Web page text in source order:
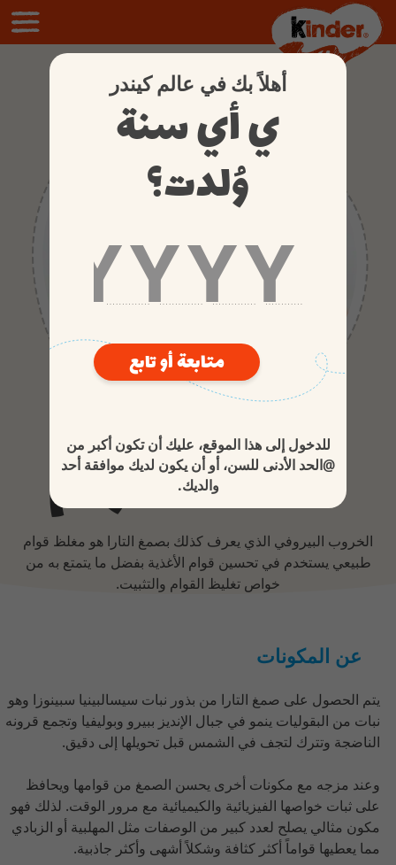
مغلظ القوام
الخروب البيروفي الذي يعرف كذلك بصمغ التارا هو مغلظ قوام
طبيعي يستخدم في تحسين قوام الأغذية بفضل ما يتمتع به من
خواص تغليظ القوام والتثبيت.
عن المكونات
يتم الحصول على صمغ التارا من بذور نبات سيسالبينيا سبينوزا وهو
نبات من البقوليات ينمو في جبال الإنديز ببيرو وبوليفيا وتجمع قرونه
الناضجة وتترك لتجف في الشمس قبل تحويلها إلى دقيق.
وعند مزجه مع مكونات أخرى يحسن الصمغ من قوامها ويحافظ
على ثبات خواصها الفيزيائية والكيميائية مع مرور الوقت. لذلك فهو
مكون مثالي يصلح لعدد كبير من الوصفات مثل المهلبية أو الزبادي
مما يعطيها قواماً أكثر كثافة وشكلاً أشهى وأكثر جاذبية.
أهلاً بك في عالم كيندر
ي أي سنة
وُلدت؟
متابعة أو تابع
للدخول إلى هذا الموقع، عليك أن تكون أكبر من
@الحد الأدنى للسن، أو أن يكون لديك موافقة أحد
والديك.